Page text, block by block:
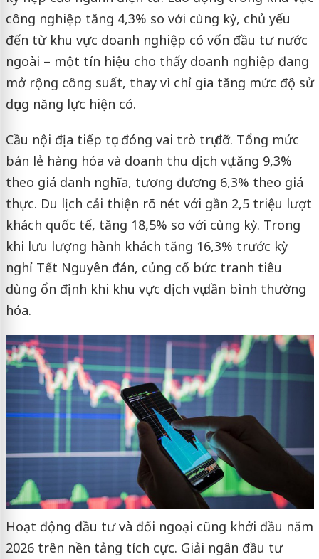
công nghiệp tăng 4,3% so với cùng kỳ, chủ yếu
đến từ khu vực doanh nghiệp có vốn đầu tư nước
ngoài – một tín hiệu cho thấy doanh nghiệp đang
mở rộng công suất, thay vì chỉ gia tăng mức độ sử
dụng năng lực hiện có.
Cầu nội địa tiếp tục đóng vai trò trụ đỡ. Tổng mức
bán lẻ hàng hóa và doanh thu dịch vụ tăng 9,3%
theo giá danh nghĩa, tương đương 6,3% theo giá
thực. Du lịch cải thiện rõ nét với gần 2,5 triệu lượt
khách quốc tế, tăng 18,5% so với cùng kỳ. Trong
khi lưu lượng hành khách tăng 16,3% trước kỳ
nghỉ Tết Nguyên đán, củng cố bức tranh tiêu
dùng ổn định khi khu vực dịch vụ dần bình thường
hóa.
Hoạt động đầu tư và đối ngoại cũng khởi đầu năm
2026 trên nền tảng tích cực. Giải ngân đầu tư